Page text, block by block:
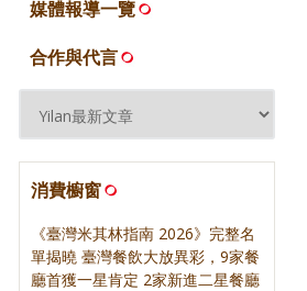
媒體報導一覽
合作與代言
消費櫥窗
《臺灣米其林指南 2026》完整名
單揭曉 臺灣餐飲大放異彩，9家餐
廳首獲一星肯定 2家新進二星餐廳